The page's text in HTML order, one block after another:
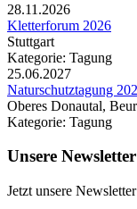
28.11.2026
Kletterforum 2026
Stuttgart
Kategorie: Tagung
25.06.2027
Naturschutztagung
Oberes Donautal,
Kategorie: Tagung
Unsere Newsletter
Jetzt unsere